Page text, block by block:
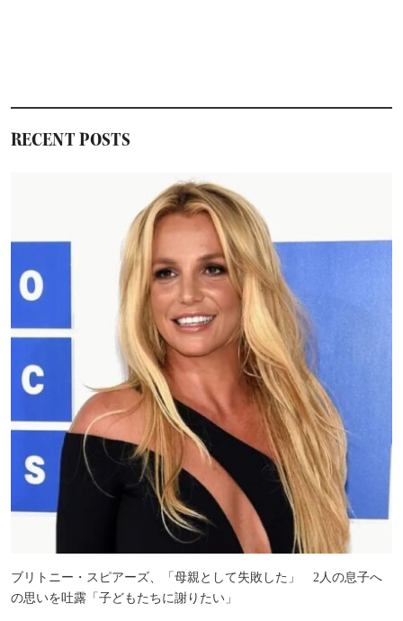
RECENT POSTS
ブリトニー・スピアーズ、「母親として失敗した」 2人の息子へ
の思いを吐露「子どもたちに謝りたい」